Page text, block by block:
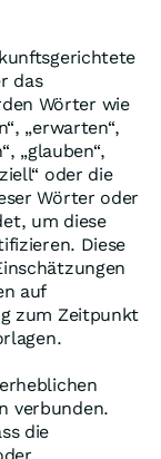
das
Wörter wie
„erwarten“,
„glauben“,
oder die
Wörter oder
um diese
Diese
auf
zum Zeitpunkt
verbunden.
die